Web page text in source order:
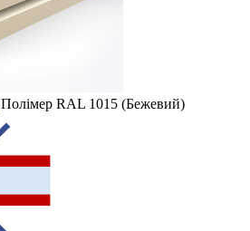
Полімер RAL 1015 (Бежевий)